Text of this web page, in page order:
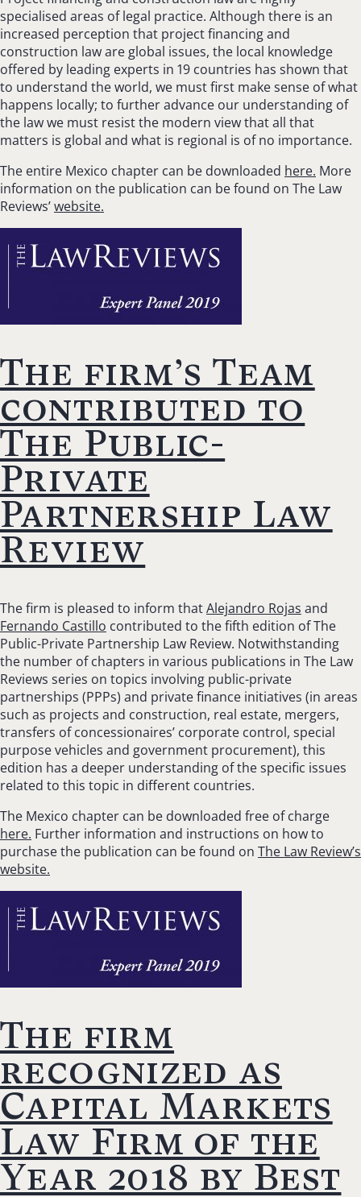
specialised areas of legal practice. Although there is an
increased perception that project financing and
construction law are global issues, the local knowledge
offered by leading experts in 19 countries has shown that
to understand the world, we must first make sense of what
happens locally; to further advance our understanding of
the law we must resist the modern view that all that
matters is global and what is regional is of no importance.
The entire Mexico chapter can be downloaded here. More
information on the publication can be found on The Law
Reviews’website.
The firm’s Team
contributed to
The Public-
Private
Partnership Law
Review
The firm is pleased to inform thatAlejandro Rojas and
Fernando Castillo contributed to the fifth edition of The
Public-Private Partnership Law Review. Notwithstanding
the number of chapters in various publications in The Law
Reviews series on topics involving public-private
partnerships (PPPs) and private finance initiatives (in areas
such as projects and construction, real estate, mergers,
transfers of concessionaires’ corporate control, special
purpose vehicles and government procurement), this
edition has a deeper understanding of the specific issues
related to this topic in different countries.
The Mexico chapter can be downloaded free of charge
here. Further information and instructions on how to
purchase the publication can be found on The Law Review’s
website.
The firm
recognized as
Capital Markets
Law Firm of the
Year 2018 by Best